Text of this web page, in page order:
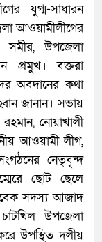
যুগ্ম-সাধারন
আওয়ামীলীগের
সমীর, উপজেলা
প্রমুখ। বক্তরা
অবদানের কথা
জানান। সভায়
নোয়াখালী
আওয়ামী লীগ,
নেতৃবৃন্দ
ছোট ছেলে
সদস্য আজাদ
উপজেলা
উপস্থিত দলীয়